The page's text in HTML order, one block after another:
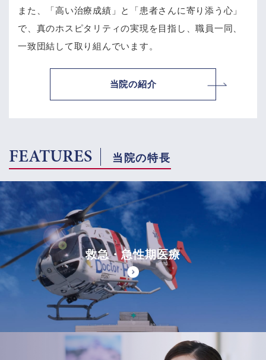
また、「高い治療成績」と「患者さんに寄り添う心」
で、 真のホスピタリティの実現を目指し、職員一同、
一致団結して取り組んでいます。
当院の紹介
FEATURES 当院の特長
救急・急性期医療